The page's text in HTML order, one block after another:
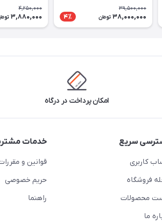
پروانه
39,500,000
38,000,000 تومان 4٪
4,250,000
3,880,000
امکان پرداخت در درگاه
سریع
کاربری
فروشگاه
محصولات
ما
خدمات
قوانین و
حریم خصوصی
راهنما